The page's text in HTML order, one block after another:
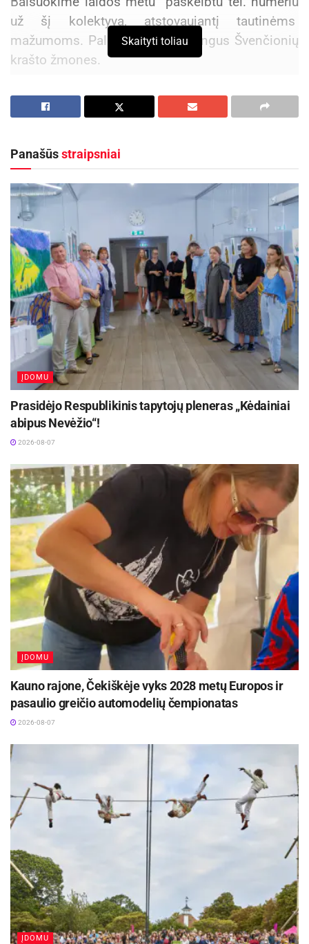
už šį kolektyvą, atstovaujantį tautinėms
mažumoms. Palaikykime talentingus Švenčionių
krašto žmones.
Aktualios naujienos
2026-08-08
Kviečiama dalyvauti visoje Lietuvoje
vykstančiame konkurse „Tvari Lietuva“
Skaityti toliau
Panašūsstraipsniai
ĮDOMU
Prasidėjo Respublikinis tapytojų pleneras „Kėdainiai
abipus Nevėžio“!
2026-08-07
ĮDOMU
Kauno rajone, Čekiškėje vyks 2028 metų Europos ir
pasaulio greičio automodelių čempionatas
2026-08-07
ĮDOMU